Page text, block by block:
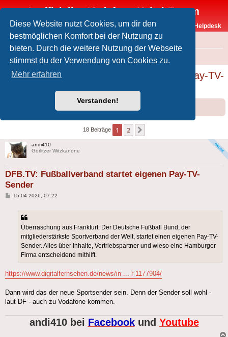
Diese Website nutzt Cookies, um dir den
bestmöglichen Komfort bei der Nutzung zu
bieten. Durch die weitere Nutzung der Webseite
stimmst du der Verwendung von Cookies zu.
Mehr erfahren
Verstanden!
Inoffizielles Vodafone-Kabel-Forum
Vodafone-Kabel-Helpdesk
FAQ
Foren-Übersicht Offtopic
DFB.TV: Fußballverband startet eigenen Pay-TV-
18 Beiträge 1 2
andi410
Görlitzer Witzkanone
DFB.TV: Fußballverband startet eigenen Pay-TV-
Sender
Beitrag
15.04.2026, 07:22
Überraschung aus Frankfurt: Der Deutsche Fußball Bund, der
mitgliederstärkste Sportverband der Welt, startet einen eigenen Pay-TV-
Sender. Alles über Inhalte, Vertriebspartner und wieso eine Hamburger
Firma entscheidend mithilft.
https://www.digitalfernsehen.de/news/in ... r-1177904/
Dann wird das der neue Sportsender sein. Denn der Sender soll wohl -
laut DF - auch zu Vodafone kommen.
andi410 bei Facebookund Youtube